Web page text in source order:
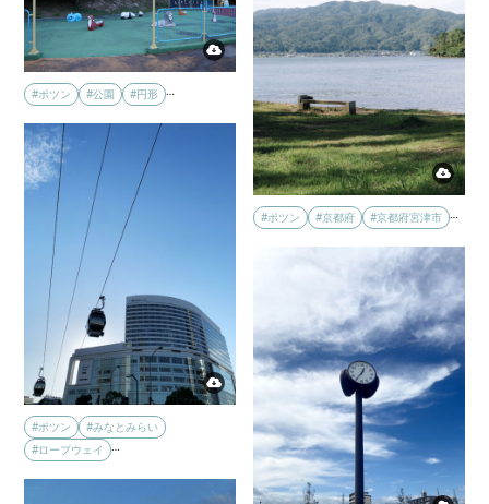
#ポツン #公園 #円形
#ポツン #京都府 #京都府宮津市
#ポツン
#みなとみらい
#ロープウェイ